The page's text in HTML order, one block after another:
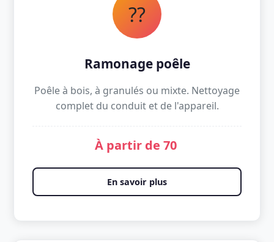
??
Ramonage poêle
Poêle à bois, à granulés ou mixte. Nettoyage
complet du conduit et de l'appareil.
À partir de 70 
En savoir plus